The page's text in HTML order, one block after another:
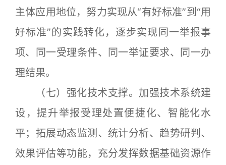
主体应用地位，努力实现从“有好标准”到“用
好标准”的实践转化，逐步实现同一举报事
项、同一受理条件、同一举证要求、同一办
理结果。
（七）强化技术支撑。加强技术系统建
设，提升举报受理处置便捷化、智能化水
平；拓展动态监测、统计分析、趋势研判、
效果评估等功能，充分发挥数据基础资源作